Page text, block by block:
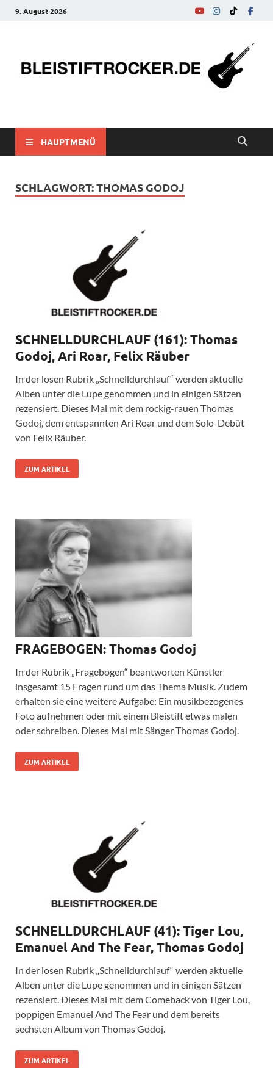
9. August 2026
bleistiftrocker.de
HAUPTMENÜ
SCHLAGWORT:THOMAS GODOJ
SCHNELLDURCHLAUF (161): Thomas
Godoj, Ari Roar, Felix Räuber
In der losen Rubrik „Schnelldurchlauf“ werden aktuelle
Alben unter die Lupe genommen und in einigen Sätzen
rezensiert. Dieses Mal mit dem rockig-rauen Thomas
Godoj, dem entspannten Ari Roar und dem Solo-Debüt
von Felix Räuber.
ZUM ARTIKEL
FRAGEBOGEN: Thomas Godoj
In der Rubrik „Fragebogen“ beantworten Künstler
insgesamt 15 Fragen rund um das Thema Musik. Zudem
erhalten sie eine weitere Aufgabe: Ein musikbezogenes
Foto aufnehmen oder mit einem Bleistift etwas malen
oder schreiben. Dieses Mal mit Sänger Thomas Godoj.
ZUM ARTIKEL
SCHNELLDURCHLAUF (41): Tiger Lou,
Emanuel And The Fear, Thomas Godoj
In der losen Rubrik „Schnelldurchlauf“ werden aktuelle
Alben unter die Lupe genommen und in einigen Sätzen
rezensiert. Dieses Mal mit dem Comeback von Tiger Lou,
poppigen Emanuel And The Fear und dem bereits
sechsten Album von Thomas Godoj.
ZUM ARTIKEL